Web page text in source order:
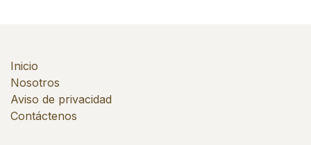
Inicio
Nosotros
Aviso de privacidad
Contáctenos